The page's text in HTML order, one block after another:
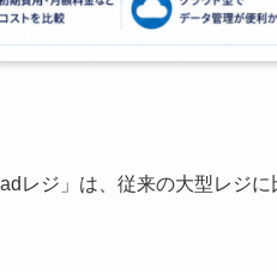
レジ」は、従来の大型レジ